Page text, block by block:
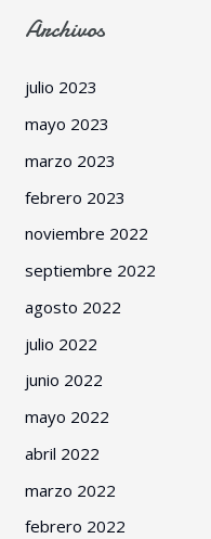
Archivos
julio 2023
mayo 2023
marzo 2023
febrero 2023
noviembre 2022
septiembre 2022
agosto 2022
julio 2022
junio 2022
mayo 2022
abril 2022
marzo 2022
febrero 2022